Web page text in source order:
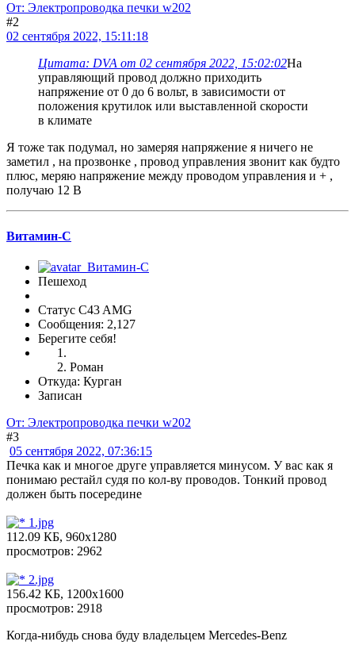
От: Электропроводка печки w202
#2
02 сентября 2022, 15:11:18
Цитата: DVA от 02 сентября 2022, 15:02:02На
управляющий провод должно приходить
напряжение от 0 до 6 вольт, в зависимости от
положения крутилок или выставленной скорости
в климате
Я тоже так подумал, но замеряя напряжение я ничего не
заметил , на прозвонке , провод управления звонит как будто
плюс, меряю напряжение между проводом управления и + ,
получаю 12 В
Витамин-С
Пешеход
Статус C43 AMG
Сообщения: 2,127
Берегите себя!
Роман
Откуда: Курган
Записан
От: Электропроводка печки w202
#3
05 сентября 2022, 07:36:15
Печка как и многое друге управляется минусом. У вас как я
понимаю рестайл судя по кол-ву проводов. Тонкий провод
должен быть посередине
1.jpg
112.09 КБ, 960x1280
просмотров: 2962
2.jpg
156.42 КБ, 1200x1600
просмотров: 2918
Когда-нибудь снова буду владельцем Mercedes-Benz